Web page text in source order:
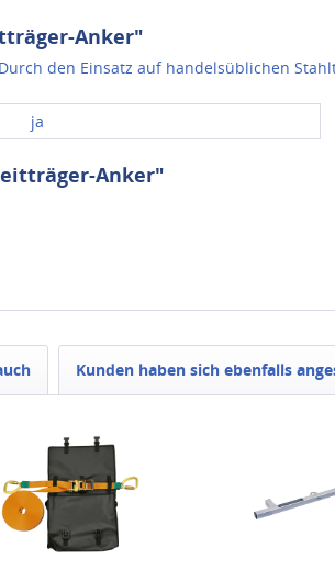
Anker"
den Einsatz auf handelsüblichen
ja
Anker"
Kunden haben sich ebenfalls